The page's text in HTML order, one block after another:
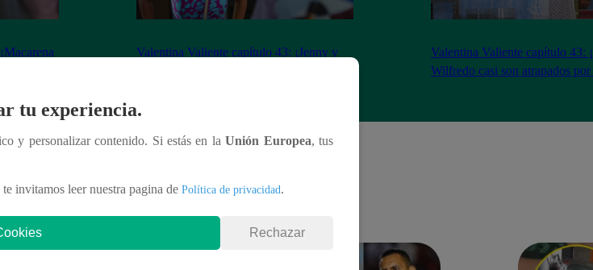
Valentina Valiente capítulo 43: ¡Jenny y
Valentina Valiente capítulo 43:
Wilfredo casi son atrapados
tu experiencia.
y personalizar contenido. Si estás en laUnión Europea, tus
invitamos leer nuestra pagina de Política de privacidad.
Rechazar